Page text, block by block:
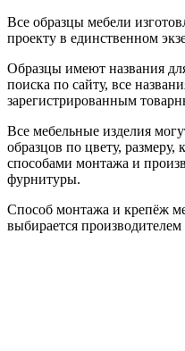
Все образцы мебели
проекту в единственном
Образцы имеют названия
поиска по сайту, все
зарегистрированным
Все мебельные изделия
образцов по цвету,
способами монтажа и
фурнитуры.
Способ монтажа и крепёж
выбирается